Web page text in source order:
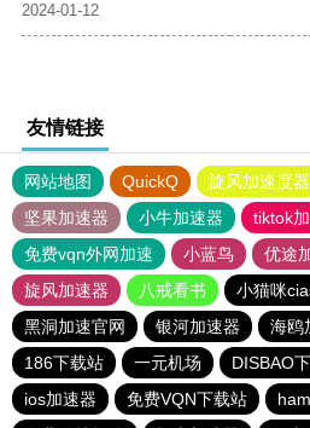
2024-01-12
友情链接
网站地图 QuickQ 旋风加速度器
坚果加速器
小牛加速器 tiktok
免费vqn外网加速
小蓝鸟 优途
旋风加速器
八戒看书 小猫咪
黑洞加速官网
银河加速器 海鸥
186下载站
一元机场 DISBAO
ios加速器
免费VQN下载站